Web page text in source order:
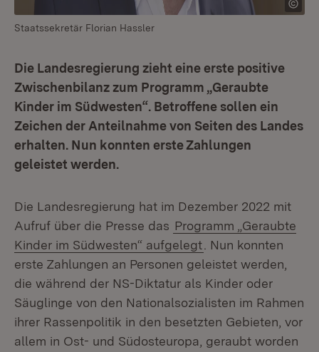
Staatssekretär Florian Hassler
Die Landesregierung zieht eine erste positive
Zwischenbilanz zum Programm „Geraubte
Kinder im Südwesten“. Betroffene sollen ein
Zeichen der Anteilnahme von Seiten des Landes
erhalten. Nun konnten erste Zahlungen
geleistet werden.
Die Landesregierung hat im Dezember 2022 mit
Aufruf über die Presse das Programm „Geraubte
Kinder im Südwesten“ aufgelegt . Nun konnten
erste Zahlungen an Personen geleistet werden,
die während der NS-Diktatur als Kinder oder
Säuglinge von den Nationalsozialisten im Rahmen
ihrer Rassenpolitik in den besetzten Gebieten, vor
allem in Ost- und Südosteuropa, geraubt worden